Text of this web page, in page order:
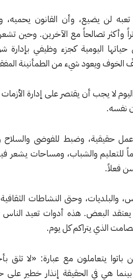
وأن القانون يحميه، وأن الفرصة
مع الآخرين. وحين تشعر العائلة أن
كجزء وظيفي بإدارة شؤون الناس
شيء من الطمأنينة المفقودة.
أن يقتصر على إدارة الأزمات فقط، وإنما
وضبط للفوضى والسلاح والتجاوزات،
ومساحات يشعر فيها المواطن
وحتى النشاطات الثقافية والرياضية،
هذه أدوات تعيد الناس إلى بعضها،
كل يوم.
مع عبارة: «لا تثق بأحد» وكأنها
الحقيقة إنذار خطير على حجم التعب